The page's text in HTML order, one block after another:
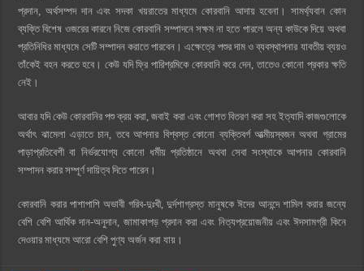
প্রদান, অর্থসম্পদ দান এবং সদকা খয়রাতের মাধ্যমে কোরবানি আদায় হবেনা। সামর্থ্যবান কোন
ব্যক্তি বিশেষ ওজরের কারনে নিজে কোরবানি সম্পাদনে সক্ষম না হতে পারলে অন্য কাউকে দিয়ে অথবা
প্রতিনিধির মাধ্যমে সেটি সম্পাদন করাতে পারবেন। এক্ষেত্রে পশুর দাম ও ব্যবস্থাপনার যাবতীয় ব্যয়ও
তাঁকেই বহন করতে হবে। কেউ যদি ফ্রি পারিশ্রমিকে কোরবানি করে দেন, তাতেও কোনো প্রকার ক্ষতি
নেই।
আবার যদি কেউ কোরবানির পশু ক্রয় করা, জবাই করা এবং গোশত বিতরণ করা সহ ইত্যাদি কাজগুলোকে
অর্থাৎ ঝামেলা এড়াতে চান, তবে আপনার বিশ্বস্ত কোনো ব্যক্তিবর্গ আত্মীয়স্বজন অথবা গ্রামের
পাড়াপ্রতিবেশী বা নির্ভরযোগ্য কোনো ধর্মীয় প্রতিষ্ঠানে অথবা সেবা সংস্থাকে আপনার কোরবানি
সম্পাদন করার সম্পূর্ণ দায়িত্ব দিতে পারেন।
কোরবানি করার পাশাপাশি অভাবী গরিব-দুঃখী, দুর্দশাগ্রস্ত মানুষকে ঈদের আনন্দে শামিল করার জন্যে
বেশি বেশি আর্থিক দান-অনুদান, জামাকাপড় প্রদান করা এবং নিত্যপ্রয়োজনীয় এবং ঈদসামগ্রী কিনে
দেওয়ার মাধ্যমে আরো বেশি পুণ্য অর্জন করা যায়।